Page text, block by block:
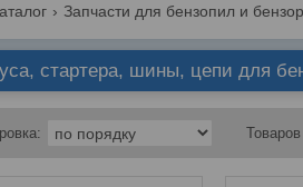
Запчасти для бензопил и
стартера, шины, цепи для